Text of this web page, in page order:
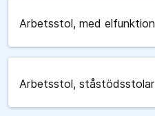
Arbetsstol, med elfunktion
Arbetsstol, ståstödsstolar